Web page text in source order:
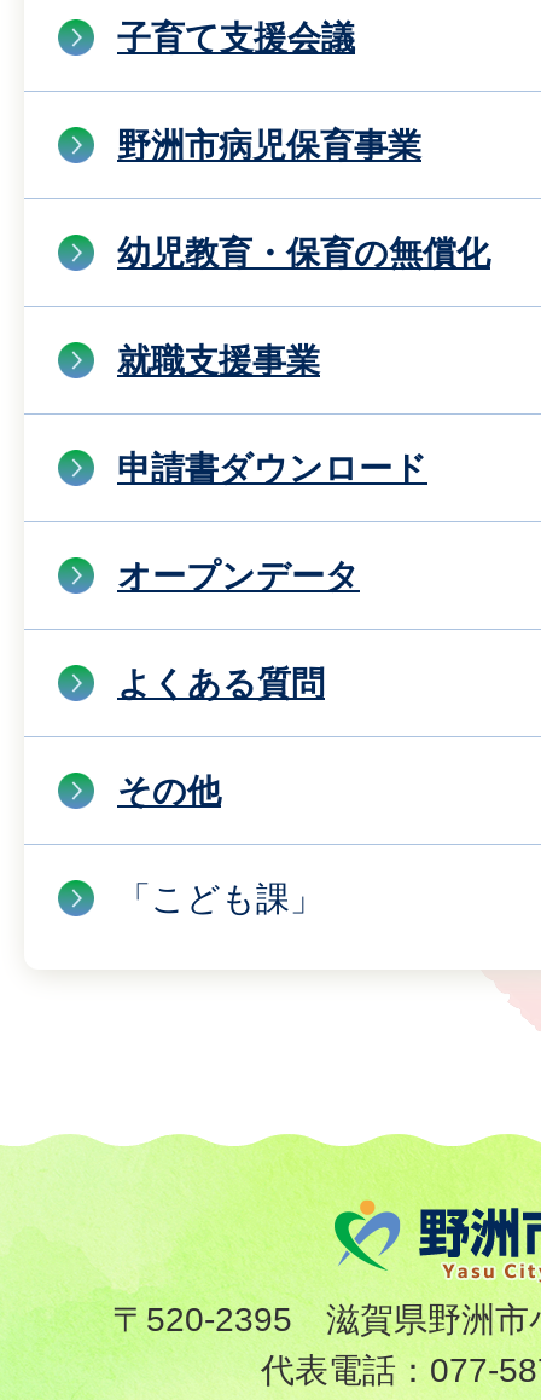
子育て支援会議
野洲市病児保育事業
幼児教育・保育の無償化
就職支援事業
申請書ダウンロード
オープンデータ
よくある質問
その他
「こども課」
〒520-2395 滋賀県野洲市
代表電話： 077-